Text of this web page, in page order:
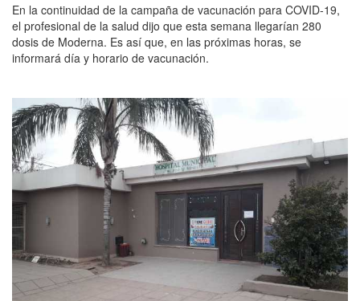
En la continuidad de la campaña de vacunación para COVID-19,
el profesional de la salud dijo que esta semana llegarían 280
dosis de Moderna. Es así que, en las próximas horas, se
informará día y horario de vacunación.